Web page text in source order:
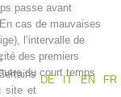
passe avant
cas de mauvaises
l’intervalle de
des premiers
du court temps
DE
IT EN FR
site et